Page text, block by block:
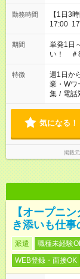
勤務時間
【1日3時間～も相
17:00 17:00
お気軽に
期間
単発1日
い！ ＃
特徴 週1日か
業・Wワ
集 / 電話
気になる！
掲載
【オープニ
き添いも仕事
派遣 職種未経験
WEB登録・面接OK